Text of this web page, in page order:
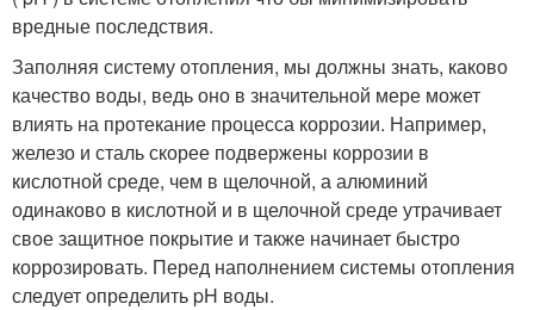
вредные последствия.
Заполняя систему отопления, мы должны знать, каково
качество воды, ведь оно в значительной мере может
влиять на протекание процесса коррозии. Например,
железо и сталь скорее подвержены коррозии в
кислотной среде, чем в щелочной, а алюминий
одинаково в кислотной и в щелочной среде утрачивает
свое защитное покрытие и также начинает быстро
коррозировать. Перед наполнением системы отопления
следует определить pH воды.